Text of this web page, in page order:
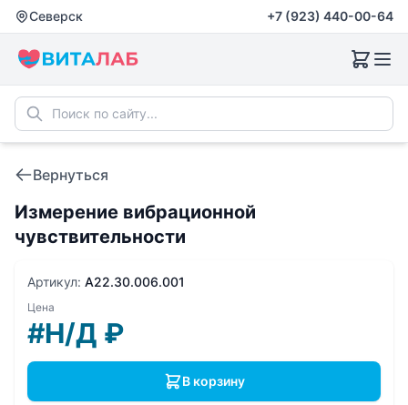
Северск +7 (923) 440-00-64
Вернуться
Измерение вибрационной
чувствительности
Артикул: A22.30.006.001
Цена
#Н/Д ₽
В корзину